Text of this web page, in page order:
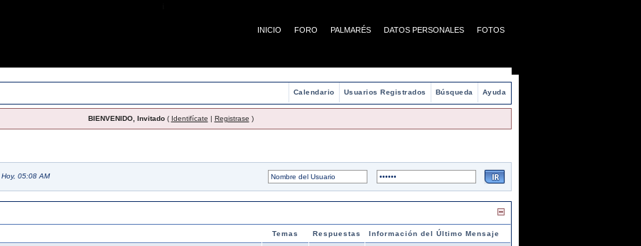
INICIO FORO PALMARÉS DATOS PERSONALES FOTOS
Ayuda
Búsqueda
Usuarios Registrados
Calendario
BIENVENIDO, Invitado( Identifícate | Registrase )
Hoy, 05:08 AM
Temas Respuestas Información del Último Mensaje